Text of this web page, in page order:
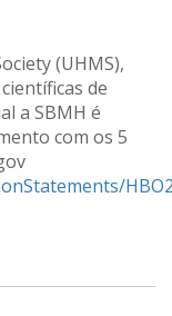
(UHMS),
de
a SBMH é
com os 5